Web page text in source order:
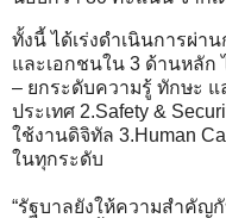
ทั้งนี้ ได้เร่งดำเนินการผ่า
และเอกชนใน 3 ด้านหลัก
– ยกระดับความรู้ ทักษะ
ประเทศ 2.Safety &
ใช้งานดิจิทัล 3.Human
ในทุกระดับ
“รัฐบาลยังให้ความสำคัญ